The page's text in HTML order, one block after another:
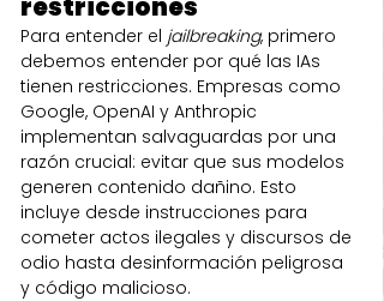
restricciones
Para entender el jailbreaking, primero
debemos entender por qué las IAs
tienen restricciones. Empresas como
Google, OpenAI y Anthropic
implementan salvaguardas por una
razón crucial: evitar que sus modelos
generen contenido dañino. Esto
incluye desde instrucciones para
cometer actos ilegales y discursos de
odio hasta desinformación peligrosa
y código malicioso.